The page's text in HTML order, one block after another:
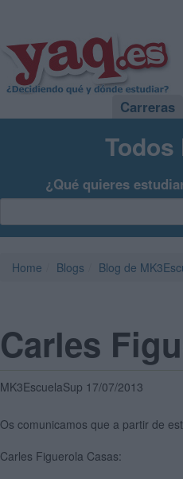
Carreras
¿Qué quieres
Home Blogs Blog de
Carles
MK3EscuelaSup 17/07/2013
Os comunicamos que a partir de
Carles Figuerola Casas: